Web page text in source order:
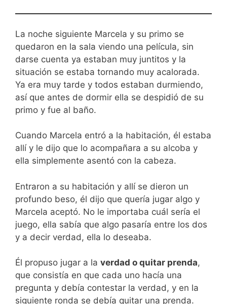
La noche siguiente Marcela y su primo se
quedaron en la sala viendo una película, sin
darse cuenta ya estaban muy juntitos y la
situación se estaba tornando muy acalorada.
Ya era muy tarde y todos estaban durmiendo,
así que antes de dormir ella se despidió de su
primo y fue al baño.
Cuando Marcela entró a la habitación, él estaba
allí y le dijo que lo acompañara a su alcoba y
ella simplemente asentó con la cabeza.
Entraron a su habitación y allí se dieron un
profundo beso, él dijo que quería jugar algo y
Marcela aceptó. No le importaba cuál sería el
juego, ella sabía que algo pasaría entre los dos
y a decir verdad, ella lo deseaba.
Él propuso jugar a la verdad o quitar prenda,
que consistía en que cada uno hacía una
pregunta y debía contestar la verdad, y en la
siguiente ronda se debía quitar una prenda.